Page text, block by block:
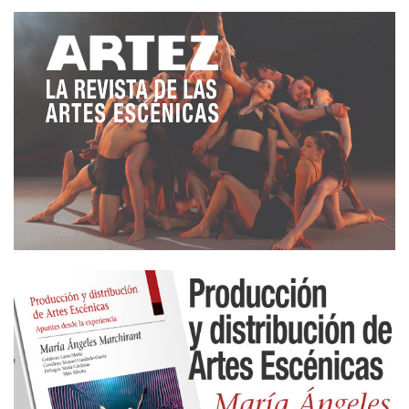
12:30h
Proyección cortos realizados por alumnos de la
propia escuela – Escuela Blanca Oteyza
Entrada libre con reserva de entradas aquí:
Martes 18 de abril
11:45h
Flashmob – IES Lope de Vega, Bachillerato artes
escénicas. Plaza Comendadoras
Entrada libre (sin previa reserva)
Miércoles 19 de abril
10:00h
Charla IES Lope de Vega y Escuela para el Arte del
Actor.